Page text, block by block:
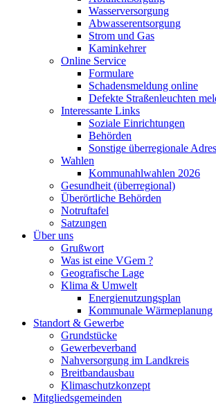
Wasserversorgung
Abwasserentsorgung
Strom und Gas
Kaminkehrer
Online Service
Formulare
Schadensmeldung online
Defekte Straßenleuchten
Interessante Links
Soziale Einrichtungen
Behörden
Sonstige überregionale
Wahlen
Kommunahlwahlen 2026
Gesundheit (überregional)
Überörtliche Behörden
Notruftafel
Satzungen
Über uns
Grußwort
Was ist eine VGem ?
Geografische Lage
Klima & Umwelt
Energienutzungsplan
Kommunale Wärmeplanung
Standort & Gewerbe
Grundstücke
Gewerbeverband
Nahversorgung im Landkreis
Breitbandausbau
Klimaschutzkonzept
Mitgliedsgemeinden